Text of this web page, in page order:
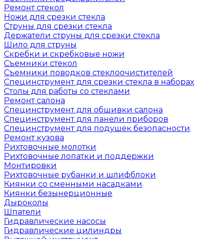
Ремонт стекол
Ножи для срезки стекла
Струны для срезки стекла
Держатели струны для срезки стекла
Шило для струны
Скребки и скребковые ножи
Съемники стекол
Съемники поводков стеклоочистителей
Специнструмент для срезки стекла в наборах
Столы для работы со стеклами
Ремонт салона
Специнструмент для обшивки салона
Специнструмент для панели приборов
Специнструмент для подушек безопасности
Ремонт кузова
Рихтовочные молотки
Рихтовочные лопатки и поддержки
Монтировки
Рихтовочные рубанки и шлифблоки
Киянки со сменными насадками
Киянки безынерционные
Дыроколы
Шпатели
Гидравлические насосы
Гидравлические цилиндры